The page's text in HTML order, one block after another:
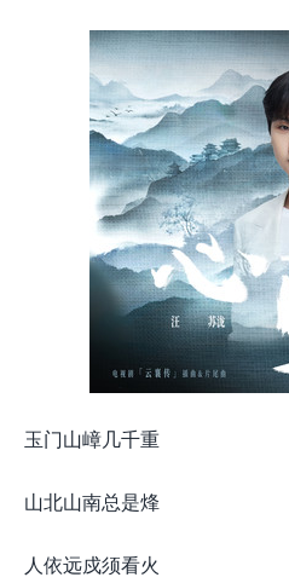
玉门山嶂几千重
山北山南总是烽
人依远戍须看火